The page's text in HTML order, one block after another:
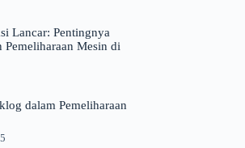
Lancar: Pentingnya
Pemeliharaan Mesin di
dalam Pemeliharaan